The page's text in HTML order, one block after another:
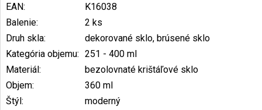
EAN:
K16038
Balenie:
2 ks
Druh skla:
dekorované sklo, brúsené sklo
Kategória objemu: 251 - 400 ml
Materiál:
bezolovnaté krištáľové sklo
Objem:
360 ml
Štýl:
moderný